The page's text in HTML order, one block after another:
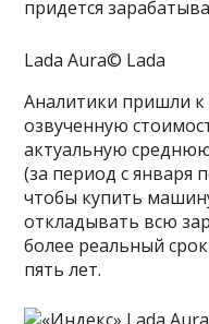
Lada Aura© Lada
Аналитики пришли
озвученную
актуальную
(за период с января
чтобы купить
откладывать всю
более реальный
пять лет.